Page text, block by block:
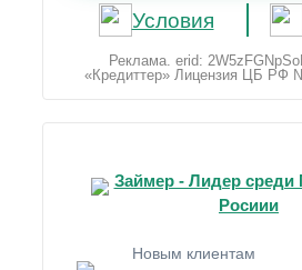
Условия
Реклама. erid:
«Кредиттер» Лицензия ЦБ РФ
Займер - Лидер
Росиии
Новым клиентам